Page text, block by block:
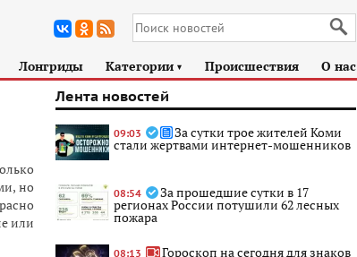
Лонгриды Категории ► Происшествия О нас
но
или
Лента новостей
09:03 За сутки трое жителей Коми
стали жертвами интернет-мошенников
08:54 За прошедшие сутки в 17
регионах России потушили 62 лесных
пожара
08:13 Гороскоп на сегодня для знаков